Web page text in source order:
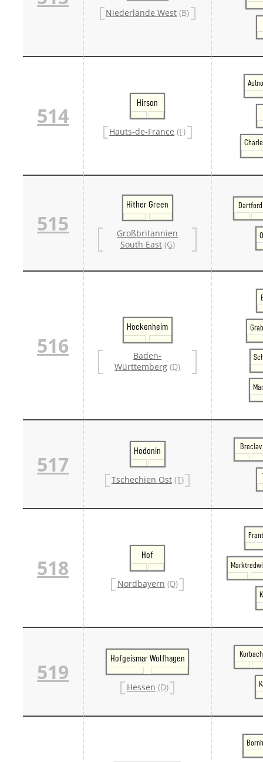
Niederlande West (B)
514
Hirson
Hauts-de-France (F)
515
Hither Green
Großbritannien
South East (G)
Dartford
516
Hockenheim
Baden-
Württemberg (D)
517
Hodonin
Tschechien Ost (T)
Breclav
518
Hof
Nordbayern (D)
519
Hofgeismar Wolfhagen
Hessen (D)
Korbach